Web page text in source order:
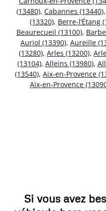
(13480), Cabannes (13440),
(13320), Berre-l’Étang
Beaurecueil (13100),
Auriol (13390), Aureille
(13280), Arles (13200),
(13104), Alleins (13980),
(13540), Aix-en-Provence
Aix-en-Provence
Si vous avez